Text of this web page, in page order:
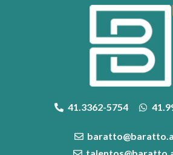
41.3362-5754